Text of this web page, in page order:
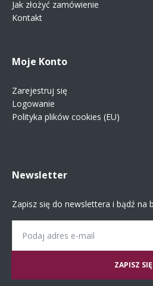
Jak złożyć zamówienie
Kontakt
Moje Konto
Zarejestruj się
Logowanie
Polityka plików cookies (EU)
Newsletter
Zapisz się do newslettera i bądź na